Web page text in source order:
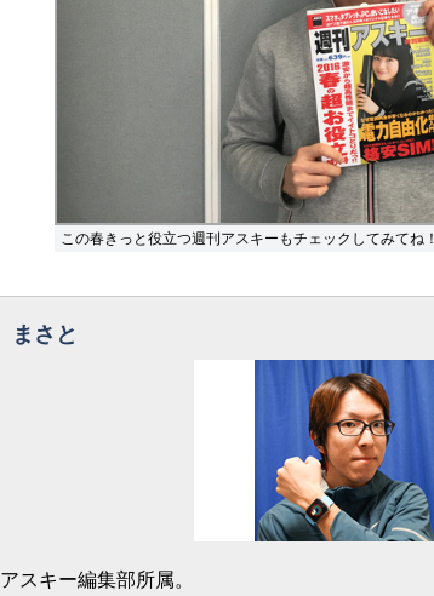
この春きっと役立つ週刊アスキーもチェックしてみてね！
まさと
アスキー編集部所属。